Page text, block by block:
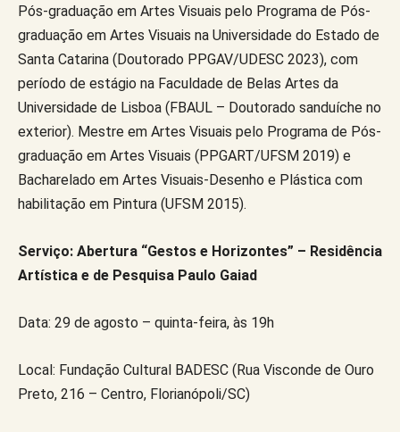
Pós-graduação em Artes Visuais pelo Programa de Pós-
graduação em Artes Visuais na Universidade do Estado de
Santa Catarina (Doutorado PPGAV/UDESC 2023), com
período de estágio na Faculdade de Belas Artes da
Universidade de Lisboa (FBAUL – Doutorado sanduíche no
exterior). Mestre em Artes Visuais pelo Programa de Pós-
graduação em Artes Visuais (PPGART/UFSM 2019) e
Bacharelado em Artes Visuais-Desenho e Plástica com
habilitação em Pintura (UFSM 2015).
Serviço: Abertura “Gestos e Horizontes” – Residência
Artística e de Pesquisa Paulo Gaiad
Data: 29 de agosto – quinta-feira, às 19h
Local: Fundação Cultural BADESC (Rua Visconde de Ouro
Preto, 216 – Centro, Florianópoli/SC)